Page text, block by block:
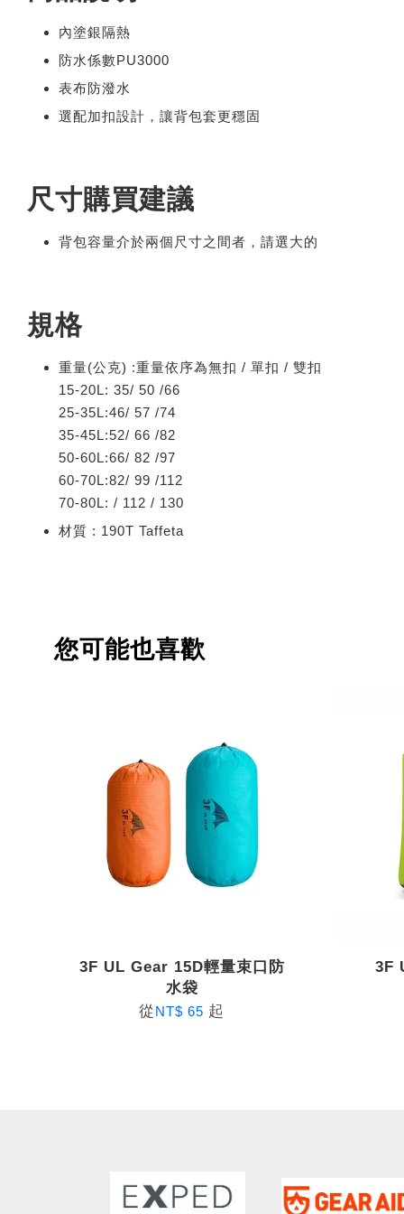
內塗銀隔熱
防水係數PU3000
表布防潑水
選配加扣設計，讓背包套更穩固
尺寸購買建議
背包容量介於兩個尺寸之間者，請選大的
規格
重量(公克) :重量依序為無扣 / 單扣 / 雙扣
15-20L: 35/ 50 /66
25-35L:46/ 57 /74
35-45L:52/ 66 /82
50-60L:66/ 82 /97
60-70L:82/ 99 /112
70-80L: / 112 / 130
材質 : 190T Taffeta
您可能也喜歡
3F UL Gear 15D輕量束口防
水袋
從NT$ 65 起
3F